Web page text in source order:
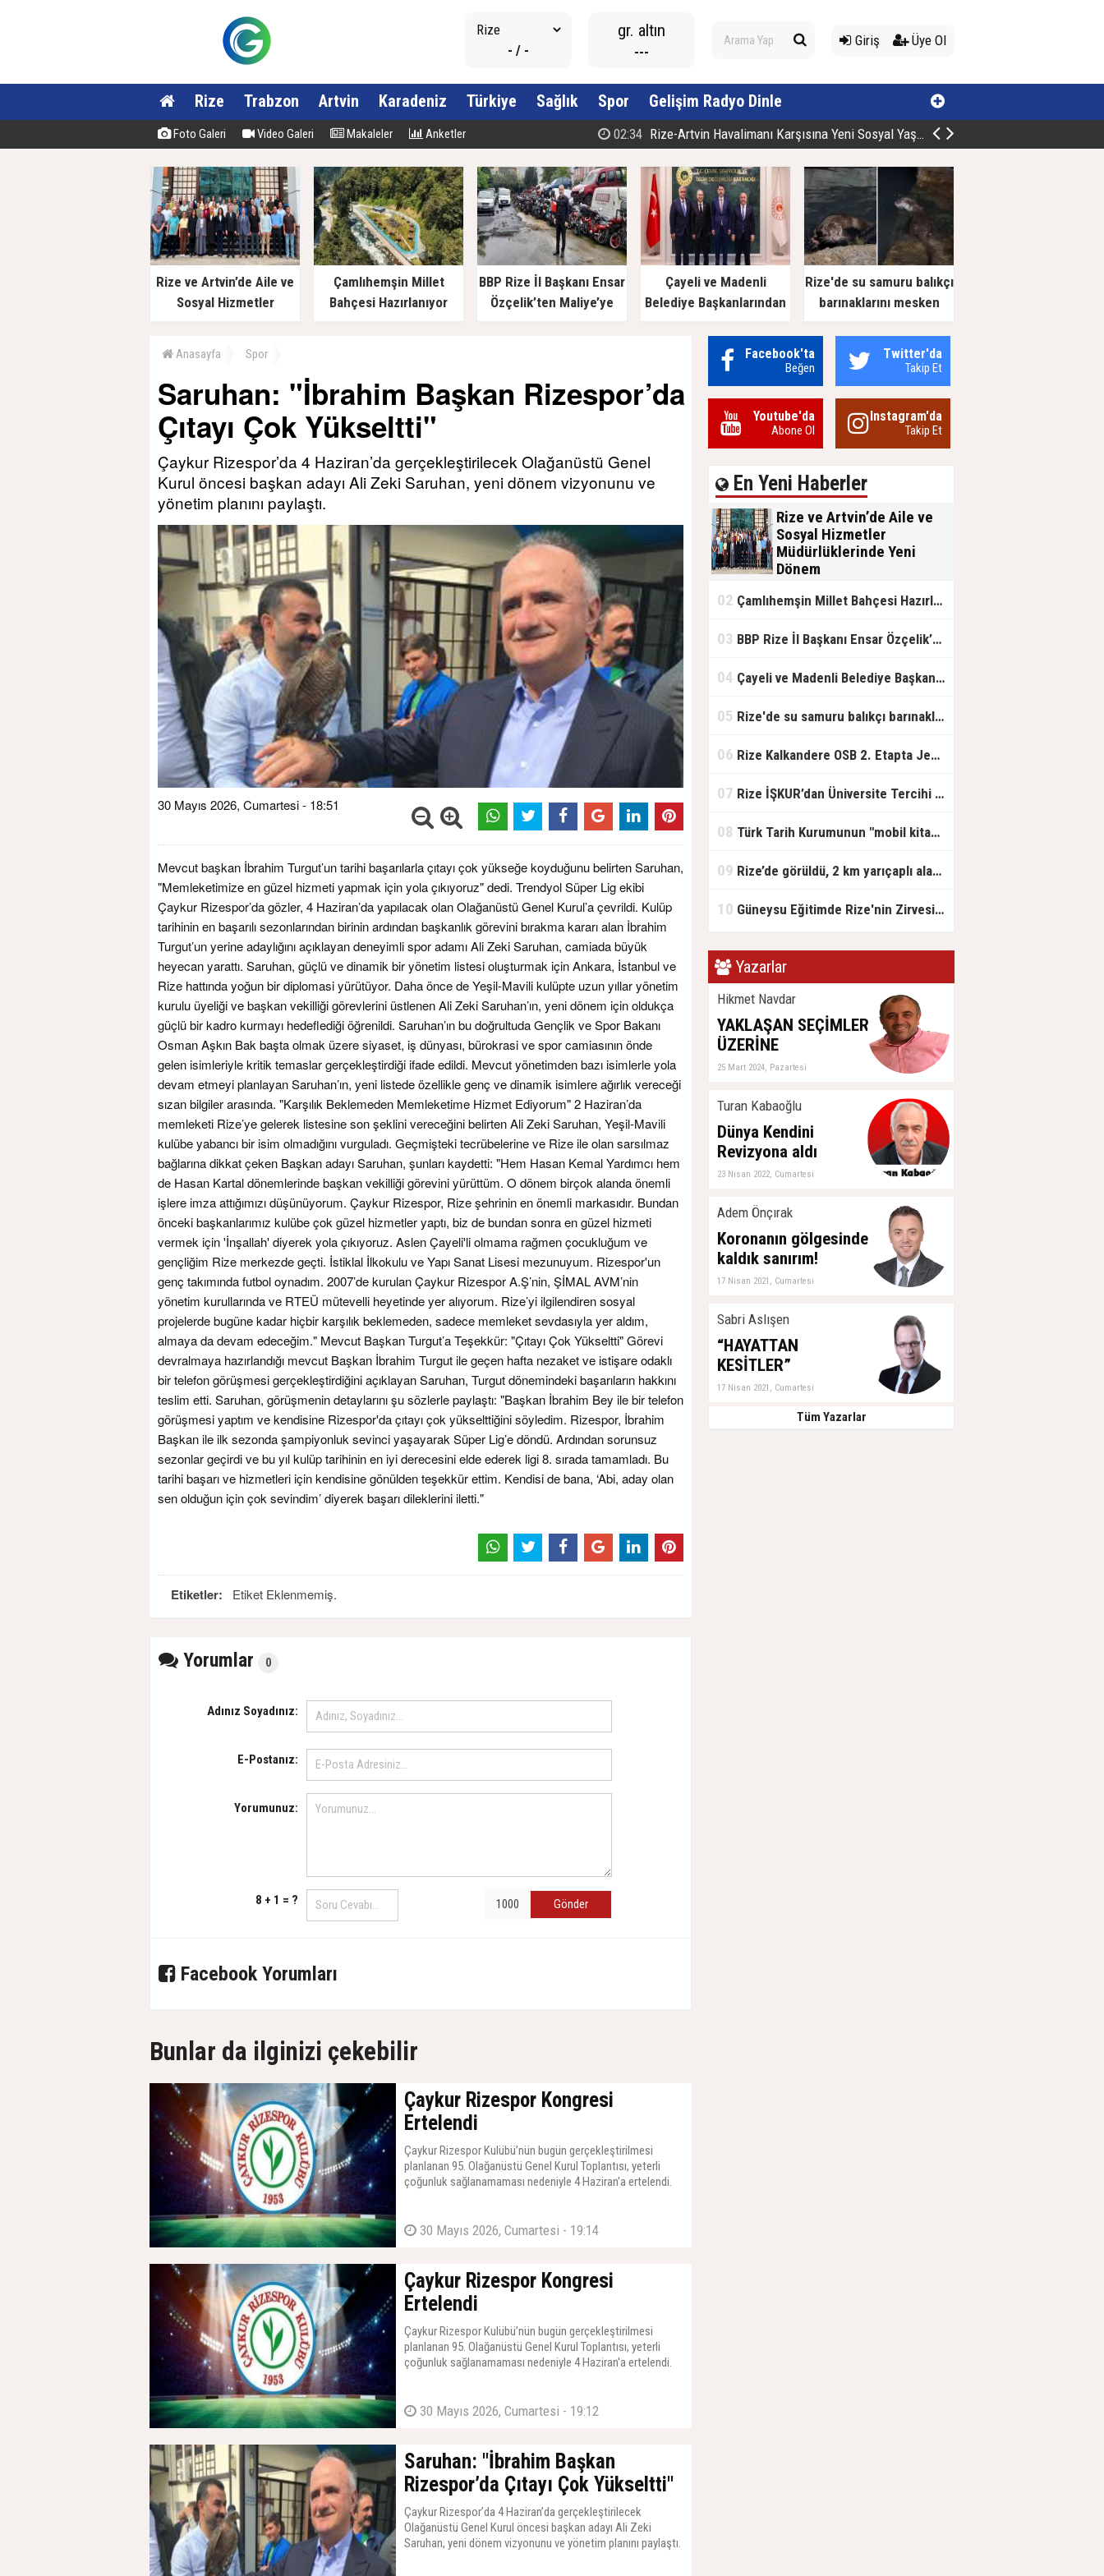
- / -
gr. altın
---
Giriş Üye Ol
Rize Trabzon Artvin Karadeniz Türkiye Sağlık Spor Gelişim Radyo Dinle
Foto Galeri Video Galeri Makaleler Anketler 02:34 Rize-Artvin Havalimanı Karşısına Yeni Sosyal Yaşam Alan
Rize ve Artvin’de Aile ve
Sosyal Hizmetler
Çamlıhemşin Millet
Bahçesi Hazırlanıyor
BBP Rize İl Başkanı Ensar
Özçelik’ten Maliye’ye
Durdurur!"
Çayeli ve Madenli
Belediye Başkanlarından
Rize'de su samuru balıkçı
barınaklarını mesken
Anasayfa Spor
Saruhan: "İbrahim Başkan Rizespor’da
Çıtayı Çok Yükseltti"
Çaykur Rizespor’da 4 Haziran’da gerçekleştirilecek Olağanüstü Genel
Kurul öncesi başkan adayı Ali Zeki Saruhan, yeni dönem vizyonunu ve
yönetim planını paylaştı.
30 Mayıs 2026, Cumartesi - 18:51
Mevcut başkan İbrahim Turgut’un tarihi başarılarla çıtayı çok yükseğe koyduğunu belirten Saruhan,
"Memleketimize en güzel hizmeti yapmak için yola çıkıyoruz" dedi. Trendyol Süper Lig ekibi
Çaykur Rizespor’da gözler, 4 Haziran’da yapılacak olan Olağanüstü Genel Kurul’a çevrildi. Kulüp
tarihinin en başarılı sezonlarından birinin ardından başkanlık görevini bırakma kararı alan İbrahim
Turgut’un yerine adaylığını açıklayan deneyimli spor adamı Ali Zeki Saruhan, camiada büyük
heyecan yarattı. Saruhan, güçlü ve dinamik bir yönetim listesi oluşturmak için Ankara, İstanbul ve
Rize hattında yoğun bir diplomasi yürütüyor. Daha önce de Yeşil-Mavili kulüpte uzun yıllar yönetim
kurulu üyeliği ve başkan vekilliği görevlerini üstlenen Ali Zeki Saruhan’ın, yeni dönem için oldukça
güçlü bir kadro kurmayı hedeflediği öğrenildi. Saruhan’ın bu doğrultuda Gençlik ve Spor Bakanı
Osman Aşkın Bak başta olmak üzere siyaset, iş dünyası, bürokrasi ve spor camiasının önde
gelen isimleriyle kritik temaslar gerçekleştirdiği ifade edildi. Mevcut yönetimden bazı isimlerle yola
devam etmeyi planlayan Saruhan’ın, yeni listede özellikle genç ve dinamik isimlere ağırlık vereceği
sızan bilgiler arasında. "Karşılık Beklemeden Memleketime Hizmet Ediyorum" 2 Haziran’da
memleketi Rize’ye gelerek listesine son şeklini vereceğini belirten Ali Zeki Saruhan, Yeşil-Mavili
kulübe yabancı bir isim olmadığını vurguladı. Geçmişteki tecrübelerine ve Rize ile olan sarsılmaz
bağlarına dikkat çeken Başkan adayı Saruhan, şunları kaydetti: "Hem Hasan Kemal Yardımcı hem
de Hasan Kartal dönemlerinde başkan vekilliği görevini yürüttüm. O dönem birçok alanda önemli
işlere imza attığımızı düşünüyorum. Çaykur Rizespor, Rize şehrinin en önemli markasıdır. Bundan
önceki başkanlarımız kulübe çok güzel hizmetler yaptı, biz de bundan sonra en güzel hizmeti
vermek için 'İnşallah' diyerek yola çıkıyoruz. Aslen Çayeli'li olmama rağmen çocukluğum ve
gençliğim Rize merkezde geçti. İstiklal İlkokulu ve Yapı Sanat Lisesi mezunuyum. Rizespor'un
genç takımında futbol oynadım. 2007’de kurulan Çaykur Rizespor A.Ş’nin, ŞİMAL AVM’nin
yönetim kurullarında ve RTEÜ mütevelli heyetinde yer alıyorum. Rize’yi ilgilendiren sosyal
projelerde bugüne kadar hiçbir karşılık beklemeden, sadece memleket sevdasıyla yer aldım,
almaya da devam edeceğim." Mevcut Başkan Turgut’a Teşekkür: "Çıtayı Çok Yükseltti" Görevi
devralmaya hazırlandığı mevcut Başkan İbrahim Turgut ile geçen hafta nezaket ve istişare odaklı
bir telefon görüşmesi gerçekleştirdiğini açıklayan Saruhan, Turgut dönemindeki başarıların hakkını
teslim etti. Saruhan, görüşmenin detaylarını şu sözlerle paylaştı: "Başkan İbrahim Bey ile bir telefon
görüşmesi yaptım ve kendisine Rizespor'da çıtayı çok yükselttiğini söyledim. Rizespor, İbrahim
Başkan ile ilk sezonda şampiyonluk sevinci yaşayarak Süper Lig’e döndü. Ardından sorunsuz
sezonlar geçirdi ve bu yıl kulüp tarihinin en iyi derecesini elde ederek ligi 8. sırada tamamladı. Bu
tarihi başarı ve hizmetleri için kendisine gönülden teşekkür ettim. Kendisi de bana, ‘Abi, aday olan
sen olduğun için çok sevindim’ diyerek başarı dileklerini iletti."
Etiketler: Etiket Eklenmemiş.
Yorumlar 0
Adınız Soyadınız:
E-Postanız:
Yorumunuz:
8 + 1 = ? Gönder
Facebook Yorumları
Bunlar da ilginizi çekebilir
Çaykur Rizespor Kongresi
Ertelendi
Çaykur Rizespor Kulübü’nün bugün gerçekleştirilmesi
planlanan 95. Olağanüstü Genel Kurul Toplantısı, yeterli
çoğunluk sağlanamaması nedeniyle 4 Haziran'a ertelendi.
30 Mayıs 2026, Cumartesi - 19:14
Çaykur Rizespor Kongresi
Ertelendi
Çaykur Rizespor Kulübü’nün bugün gerçekleştirilmesi
planlanan 95. Olağanüstü Genel Kurul Toplantısı, yeterli
çoğunluk sağlanamaması nedeniyle 4 Haziran'a ertelendi.
30 Mayıs 2026, Cumartesi - 19:12
Saruhan: "İbrahim Başkan
Rizespor’da Çıtayı Çok Yükseltti"
Çaykur Rizespor’da 4 Haziran’da gerçekleştirilecek
Olağanüstü Genel Kurul öncesi başkan adayı Ali Zeki
Saruhan, yeni dönem vizyonunu ve yönetim planını paylaştı.
Facebook'ta
Beğen
Twitter'da
Takip Et
Youtube'da
Abone Ol
Instagram'da
Takip Et
En Yeni Haberler
Rize ve Artvin’de Aile ve
Sosyal Hizmetler
Müdürlüklerinde Yeni
Dönem
bünyesinde Rize ve Artvin İl
Müdürlüklerinde gerçekleşen görev
devlet geleneğinin ön plana çıktığı
02 Çamlıhemşin Millet Bahçesi Hazırlanıyor
03 BBP Rize İl Başkanı Ensar Özçelik’ten Maliye’ye Çağrı: "Esnafın Ekmek Teknesine Haciz Borcu Ödetmez, Üretimi Durdurur!"
04 Çayeli ve Madenli Belediye Başkanlarından Bakan Kurum’a Ziyaret
05 Rize'de su samuru balıkçı barınaklarını mesken tuttu
06 Rize Kalkandere OSB 2. Etapta Jeolojik Etüt Çalışmaları Başladı
07 Rize İŞKUR’dan Üniversite Tercihi Yapan Adaylara DABİS Desteği
08 Türk Tarih Kurumunun "mobil kitap satış mağazası" Rize'ye geldi
09 Rize’de görüldü, 2 km yarıçaplı alan karantinada
10 Güneysu Eğitimde Rize'nin Zirvesinde: LGS ve YKS’de Rize Birinciliği Geldi!
Yazarlar
Hikmet Navdar
YAKLAŞAN SEÇİMLER
ÜZERİNE
25 Mart 2024, Pazartesi
Turan Kabaoğlu
Dünya Kendini
Revizyona aldı
23 Nisan 2022, Cumartesi
Adem Önçırak
Koronanın gölgesinde
kaldık sanırım!
17 Nisan 2021, Cumartesi
Sabri Aslışen
“HAYATTAN
KESİTLER”
17 Nisan 2021, Cumartesi
Tüm Yazarlar